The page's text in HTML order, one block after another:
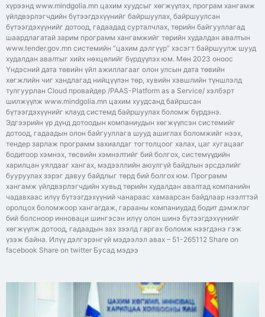
хүрээнд www.mindgolia.mn цахим хуудсыг хөгжүүлэх, програм хангамж
үйлдвэрлэгчдийн бүтээгдэхүүнийг байршуулах, байршуулсан
бүтээгдэхүүнийг дотоод, гадаадад сурталчлах, төрийн байгууллагад
шаардлагатай зарим программ хангамжийг төрийн худалдан авалтын
www.tender.gov.mn системийн “цахим дэлгүүр” хэсэгт байршуулж шууд
худалдан авалтыг хийх нөхцөлийг бүрдүүлэх юм. Мөн 2023 оноос
Үндэсний дата төвийн үйл ажиллагааг олон улсын дата төвийн
хөгжлийн чиг хандлагад нийцүүлэн төр, хувийн хэвшлийн түншлэлд
тулгуурлан Cloud провайдер /PAAS-Platform as a Service/ хэлбэрт
шилжүүлж www.mindgolia.mn цахим хуудсанд байршсан
бүтээгдэхүүнийг клауд системд байршуулах боломж бүрдэнэ.
Эдгээрийн үр дүнд дотоодын компаниудын хөгжүүлсэн системийг
дотоод, гадаадын олон байгууллага шууд ашиглах боломжийг нээх,
тендер зарлаж программ захиалдаг тогтолцоог халах, цаг хугацааг
бодитоор хэмнэх, төсвийн хэмнэлтийг бий болгох, системүүдийн
харилцан уялдааг хангах, мэдээллийн аюулгүй байдлын эрсдэлийг
бууруулах зэрэг давуу байдлыг төрд бий болгох юм. Программ
хангамж үйлдвэрлэгчдийн хувьд төрийн худалдан авалтад компанийн
чадавхаас илүү бүтээгдэхүүний чанараас хамаарсан байдлаар нээлттэй
оролцох боломжоор хангагдаж, гарааны компаниудад бодит дэмжлэг
бий болсноор инноваци шингэсэн илүү олон шинэ бүтээгдэхүүнийг
хөгжүүлж дотоод, гадаадын зах зээлд гаргах боломж нээгдэнэ гэж
үзэж байна. Илүү дэлгэрэнгүй мэдээлэл авах – 51-265112 Share on
facebook Share on twitter Бусад мэдээ